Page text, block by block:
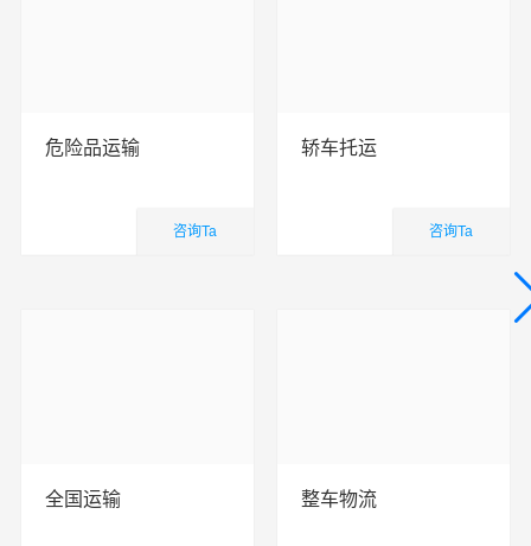
危险品运输
咨询Ta
轿车托运
咨询Ta
全国运输 整车物流